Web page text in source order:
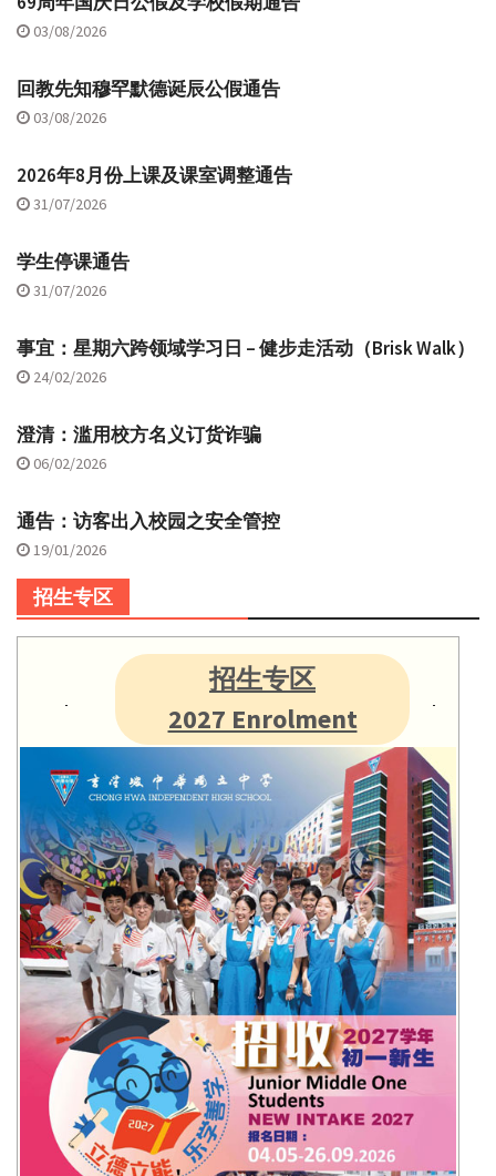
03/08/2026
回教先知穆罕默德诞辰公假通告
03/08/2026
2026年8月份上课及课室调整通告
31/07/2026
学生停课通告
31/07/2026
事宜：星期六跨领域学习日 – 健步走活动（Brisk Walk）
24/02/2026
澄清：滥用校方名义订货诈骗
06/02/2026
通告：访客出入校园之安全管控
19/01/2026
招生专区
招生专区
2027 Enrolment